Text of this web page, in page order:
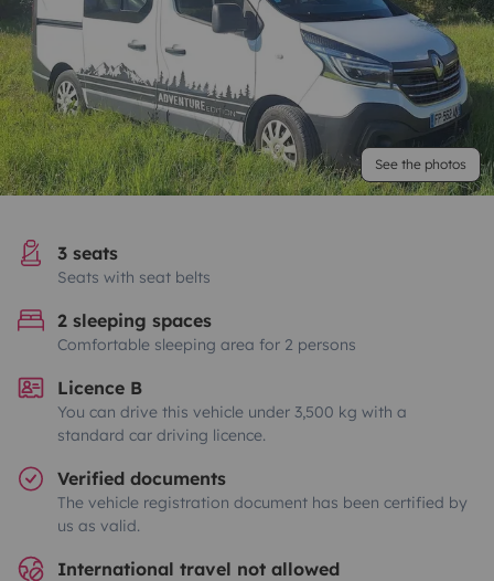
See the photos
3 seats
Seats with seat belts
2 sleeping spaces
Comfortable sleeping area for 2 persons
Licence B
You can drive this vehicle under 3,500 kg with a
standard car driving licence.
Verified documents
The vehicle registration document has been certified by
us as valid.
International travel not allowed